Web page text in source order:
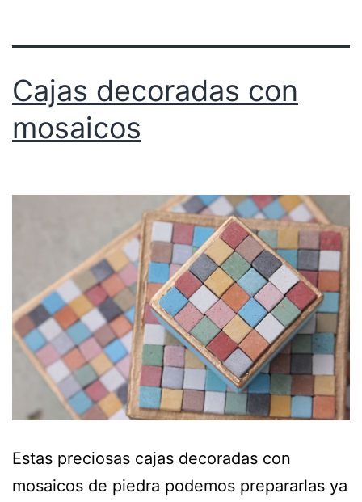
Cajas decoradas con
mosaicos
Estas preciosas cajas decoradas con
mosaicos de piedra podemos prepararlas ya